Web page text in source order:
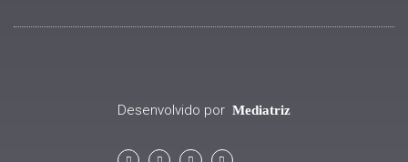
Desenvolvido por Mediatriz